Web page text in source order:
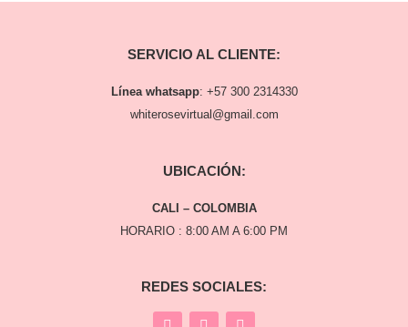
SERVICIO AL CLIENTE:
Línea whatsapp: +57 300 2314330
whiterosevirtual@gmail.com
UBICACIÓN:
CALI – COLOMBIA
HORARIO : 8:00 AM A 6:00 PM
REDES SOCIALES: